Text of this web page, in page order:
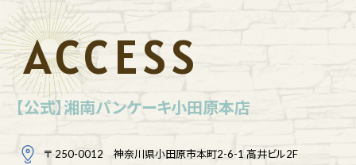
ACCESS
【公式】湘南パンケーキ小田原本店
〒 250-0012 神奈川県小田原市本町2-6-1 高井ビル2F